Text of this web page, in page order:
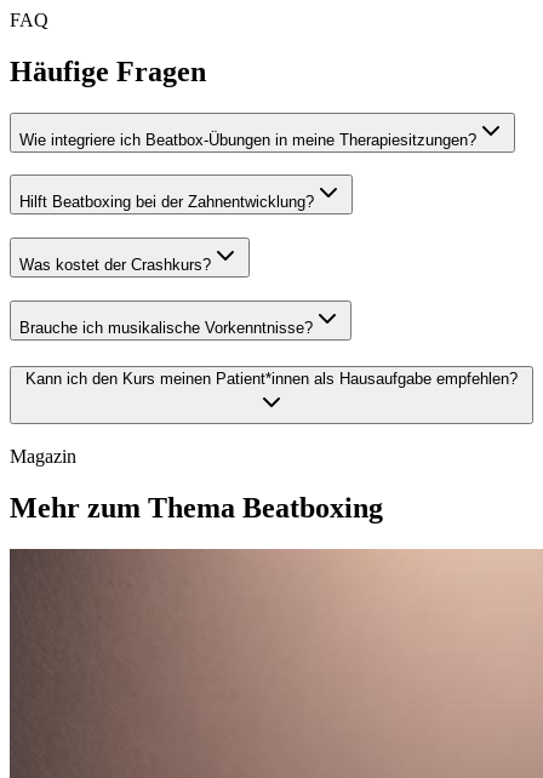
FAQ
Häufige Fragen
Wie integriere ich Beatbox-Übungen in meine Therapiesitzungen?
Hilft Beatboxing bei der Zahnentwicklung?
Was kostet der Crashkurs?
Brauche ich musikalische Vorkenntnisse?
Kann ich den Kurs meinen Patient*innen als Hausaufgabe empfehlen?
Magazin
Mehr zum Thema Beatboxing